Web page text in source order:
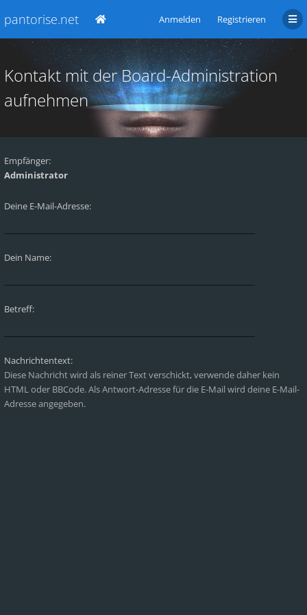
pantorise.net Anmelden Registrieren
Kontakt mit der Board-Administration
aufnehmen
Empfänger:
Administrator
Deine E-Mail-Adresse:
Dein Name:
Betreff:
Nachrichtentext:
Diese Nachricht wird als reiner Text verschickt, verwende daher kein
HTML oder BBCode. Als Antwort-Adresse für die E-Mail wird deine E-Mail-
Adresse angegeben.